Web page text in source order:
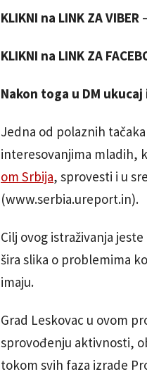
KLIKNI na LINK ZA VIBER
KLIKNI na LINK ZA
Nakon toga u DM
Jedna od polaznih
interesovanjima mladih,
om Srbija, sprovesti i u
(www.serbia.ureport.in).
Cilj ovog istraživanja
šira slika o problemima
imaju.
Grad Leskovac u ovom
sprovođenju aktivnosti,
tokom svih faza izrade